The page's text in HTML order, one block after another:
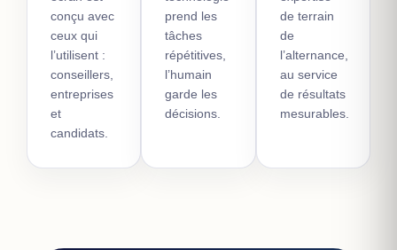
conçu avec
ceux qui
l’utilisent :
conseillers,
entreprises
et
candidats.
prend les
tâches
répétitives,
l’humain
garde les
décisions.
de terrain
de
l’alternance,
au service
de résultats
mesurables.